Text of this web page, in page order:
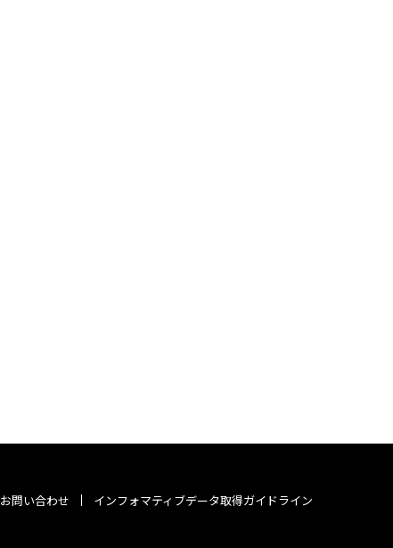
お問い合わせ インフォマティブデータ取得ガイドライン